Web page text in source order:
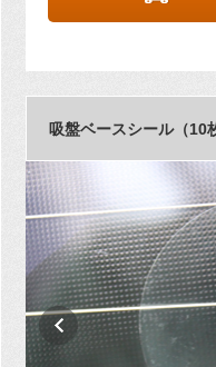
吸盤ベースシール（10